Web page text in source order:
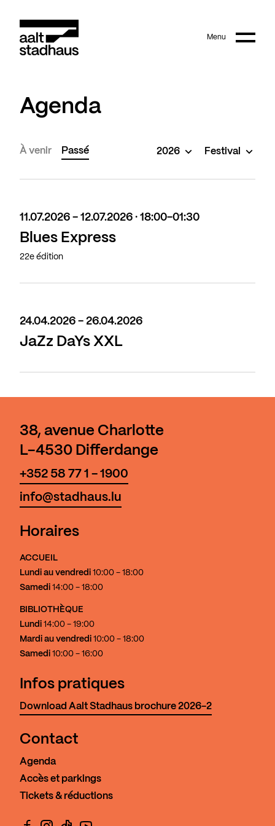
Main content Menu
Agenda
À venir Passé 2026 Festival
11.07.2026 - 12.07.2026 · 18:00-01:30
Blues Express
22e édition
24.04.2026 - 26.04.2026
JaZz DaYs XXL
38, avenue Charlotte
L-4530 Differdange
+352 58 77 1 - 1900
info@stadhaus.lu
Horaires
ACCUEIL
Lundi au vendredi 10:00 - 18:00
Samedi 14:00 - 18:00
BIBLIOTHÈQUE
Lundi 14:00 - 19:00
Mardi au vendredi 10:00 - 18:00
Samedi 10:00 - 16:00
Infos pratiques
Download Aalt Stadhaus brochure 2026-2
Contact
Agenda
Accès et parkings
Tickets & réductions